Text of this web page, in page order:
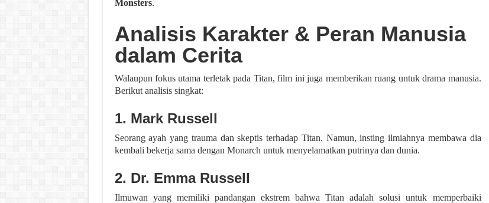
Monsters.
Analisis Karakter & Peran Manusia
dalam Cerita
Walaupun fokus utama terletak pada Titan, film ini juga memberikan ruang untuk drama manusia.
Berikut analisis singkat:
1. Mark Russell
Seorang ayah yang trauma dan skeptis terhadap Titan. Namun, insting ilmiahnya membawa dia
kembali bekerja sama dengan Monarch untuk menyelamatkan putrinya dan dunia.
2. Dr. Emma Russell
Ilmuwan yang memiliki pandangan ekstrem bahwa Titan adalah solusi untuk memperbaiki